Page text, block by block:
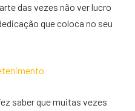
das vezes não ver lucro
que coloca no seu
saber que muitas vezes